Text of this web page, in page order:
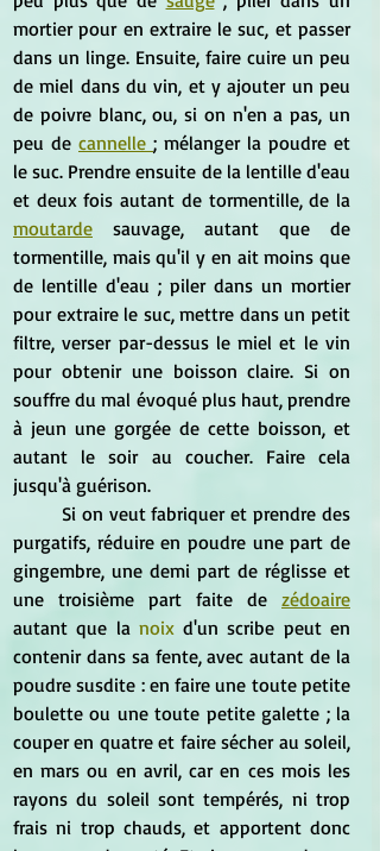
mortier pour en extraire le suc, et passer
dans un linge. Ensuite, faire cuire un peu
de miel dans du vin, et y ajouter un peu
de poivre blanc, ou, si on n'en a pas, un
peu de cannelle ; mélanger la poudre et
le suc. Prendre ensuite de la lentille d'eau
moutarde sauvage, autant que de
tormentille, mais qu'il y en ait moins que
de lentille d'eau ; piler dans un mortier
pour extraire le suc, mettre dans un petit
filtre, verser par-dessus le miel et le vin
pour obtenir une boisson claire. Si on
souffre du mal évoqué plus haut, prendre
à jeun une gorgée de cette boisson, et
autant le soir au coucher. Faire cela
jusqu'à guérison.
purgatifs, réduire en poudre une part de
gingembre, une demi part de réglisse et
une troisième part faite de zédoaire
autant que la noix d'un scribe peut en
contenir dans sa fente, avec autant de la
poudre susdite : en faire une toute petite
boulette ou une toute petite galette ; la
couper en quatre et faire sécher au soleil,
en mars ou en avril, car en ces mois les
rayons du soleil sont tempérés, ni trop
frais ni trop chauds, et apportent donc